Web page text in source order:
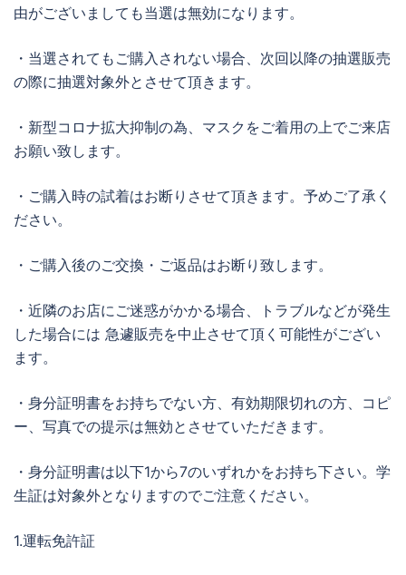
由がございましても当選は無効になります。
・当選されてもご購入されない場合、次回以降の抽選販売
の際に抽選対象外とさせて頂きます。
・新型コロナ拡大抑制の為、マスクをご着用の上でご来店
お願い致します。
・ご購入時の試着はお断りさせて頂きます。予めご了承く
ださい。
・ご購入後のご交換・ご返品はお断り致します。
・近隣のお店にご迷惑がかかる場合、トラブルなどが発生
した場合には 急遽販売を中止させて頂く可能性がござい
ます。
・身分証明書をお持ちでない方、有効期限切れの方、コピ
ー、写真での提示は無効とさせていただきます。
・身分証明書は以下1から7のいずれかをお持ち下さい。学
生証は対象外となりますのでご注意ください。
1.運転免許証